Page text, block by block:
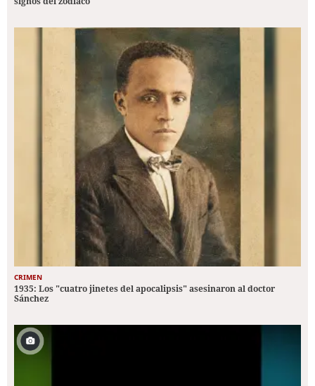
CRIMEN
1935: Los "cuatro jinetes del apocalipsis" asesinaron al doctor
Sánchez